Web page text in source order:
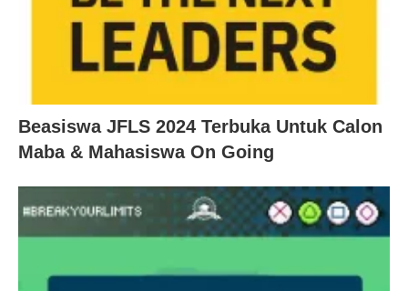
Beasiswa JFLS 2024 Terbuka Untuk Calon
Maba & Mahasiswa On Going